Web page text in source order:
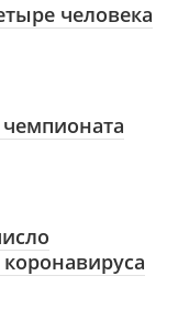
человека